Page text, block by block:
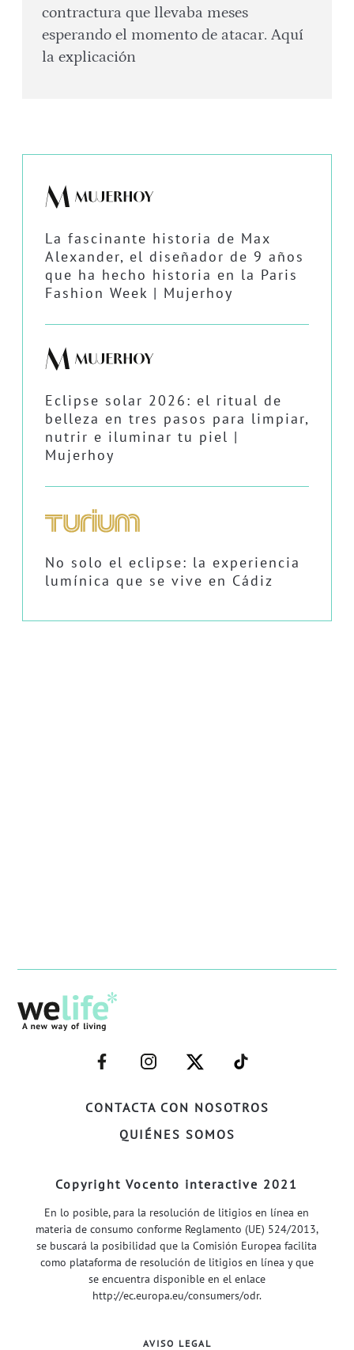
contractura que llevaba meses
esperando el momento de atacar. Aquí
la explicación
La fascinante historia de Max
Alexander, el diseñador de 9 años
que ha hecho historia en la Paris
Fashion Week | Mujerhoy
Eclipse solar 2026: el ritual de
belleza en tres pasos para limpiar,
nutrir e iluminar tu piel |
Mujerhoy
No solo el eclipse: la experiencia
lumínica que se vive en Cádiz
CONTACTA CON NOSOTROS
QUIÉNES SOMOS
–
FACEBOOK–
–
INSTAGRAM–
–
TWITTER–
–
WELIFE–
Copyright Vocento interactive 2021
En lo posible, para la resolución de litigios en línea en
materia de consumo conforme Reglamento (UE) 524/2013,
se buscará la posibilidad que la Comisión Europea facilita
como plataforma de resolución de litigios en línea y que
se encuentra disponible en el enlace
http://ec.europa.eu/consumers/odr.
AVISO LEGAL